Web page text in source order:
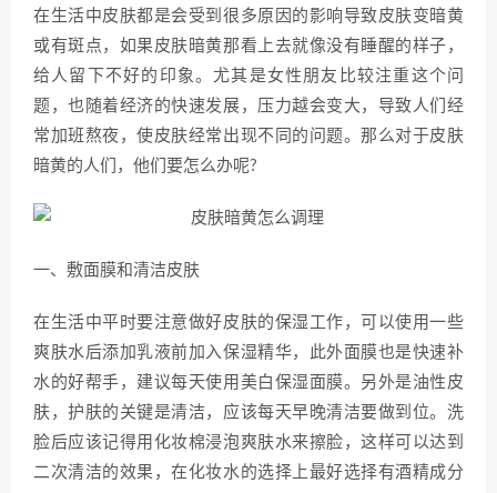
在生活中皮肤都是会受到很多原因的影响导致皮肤变暗黄
或有斑点，如果皮肤暗黄那看上去就像没有睡醒的样子，
给人留下不好的印象。尤其是女性朋友比较注重这个问
题，也随着经济的快速发展，压力越会变大，导致人们经
常加班熬夜，使皮肤经常出现不同的问题。那么对于皮肤
暗黄的人们，他们要怎么办呢?
一、敷面膜和清洁皮肤
在生活中平时要注意做好皮肤的保湿工作，可以使用一些
爽肤水后添加乳液前加入保湿精华，此外面膜也是快速补
水的好帮手，建议每天使用美白保湿面膜。另外是油性皮
肤，护肤的关键是清洁，应该每天早晚清洁要做到位。洗
脸后应该记得用化妆棉浸泡爽肤水来擦脸，这样可以达到
二次清洁的效果，在化妆水的选择上最好选择有酒精成分